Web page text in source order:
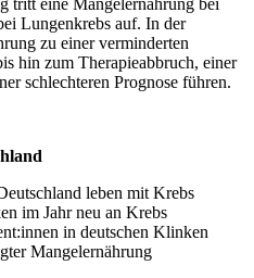
Lungenkrebs auf. In der
zu einer verminderten
hin zum Therapieabbruch, einer
schlechteren Prognose führen.
leben mit Krebs
im Jahr neu an Krebs
in deutschen Klinken
Mangelernährung